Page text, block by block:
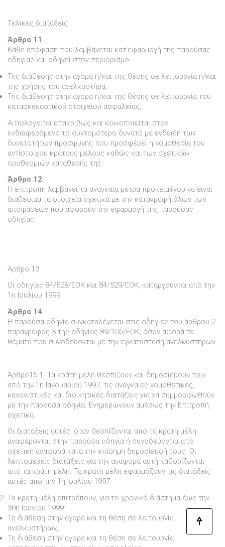
Τελικές διατάξεις
Άρθρο 11
Κάθε απόφαση που λαµβάνεται κατ’εφαρµογή της παρούσας
οδηγίας και οδηγεί στον περιορισµό:
Της διάθεσης στην αγορά ή/και της θέσης σε λειτουργία ή/και
της χρήσης του ανελκυστήρα,
Της διάθεσης στην αγορά ή/και της θέσης σε λειτουργία του
κατασκευαστικού στοιχείου ασφαλείας,
Αιτιολογείται επακριβώς και κοινοποιείται στον
ενδιαφερόµενο το συντοµότερο δυνατό µε ένδειξη των
δυνατοτήτων προσφυγής που προσφέρει η νοµοθεσία του
αντίστοιχου κράτους µέλους καθώς και των σχετικών
προθεσµιών κατάθεσής της.
Άρθρο 12
Η επιτροπή λαµβάνει τα αναγκαία µέτρα προκειµένου να είναι
διαθέσιµα τα στοιχεία σχετικά µε την καταγραφή όλων των
αποφάσεων που αφορούν την εφαρµογή της παρούσας
οδηγίας.
Αρθρο 13
Οι οδηγίες 84/528/ΕΟΚ και 84/529/ΕΟΚ, καταργούνται από την
1η Ιουλίου 1999.
Άρθρο 14
Η παρούσα οδηγία συγκαταλέγεται στις οδηγίες του άρθρου 2
παράγραφος 3 της οδηγίας 89/106/ΕΟΚ, όσον αφορά τα
θέµατα που συνοδεύονται µε την εγκατάσταση ανελκυστήρων.
Άρθρο15 1. Τα κράτη µέλη θεσπίζουν και δηµοσιεύουν πριν
από την 1η Ιανουαρίου 1997, τις αναγκαίες νοµοθετικές,
κανονιστικές και διοικητικές διατάξεις για να συµµορφωθούν
µε την παρούσα οδηγία. Ενηµερώνουν αµέσως την Επιτροπή
σχετικά.
Οι διατάξεις αυτές, όταν θεσπίζονται από τα κράτη µέλη
αναφέρονται στην παρούσα οδηγία ή συνοδεύονται από
σχετική αναφορά κατά την επίσηµη δηµοσίευσή τους. Οι
λεπτοµερείς διατάξεις για την αναφορά αυτή καθορίζονται
από τα κράτη µέλη. Τα κράτη µέλη εφαρµόζουν τις διατάξεις
αυτές από την 1η Ιουλίου 1997.
Τα κράτη µέλη επιτρέπουν, για το χρονικό διάστηµα έως την
30η Ιουνίου 1999:
Τη διάθεση στην αγορά και τη θέση σε λειτουργία
ανελκυστήρων,
Τη διάθεση στην αγορά και τη θέση σε λειτουργία